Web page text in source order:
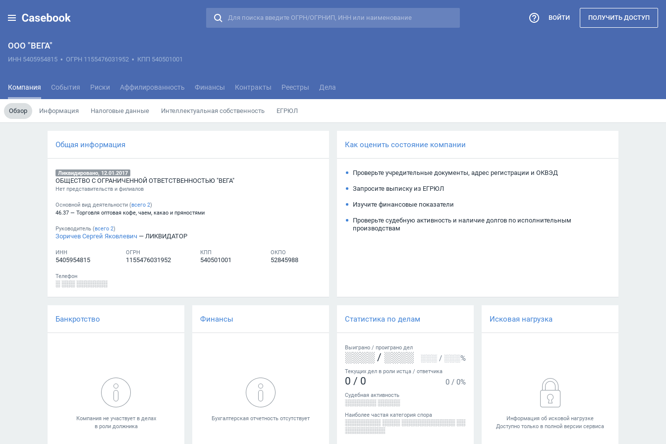
ООО "ВЕГА"
ИНН 5405954815 • ОГРН 1155476031952 • КПП 540501001
Компания События Риски Аффилированность Финансы Контракты Реестры Дела
Обзор Информация Налоговые данные Интеллектуальная собственность ЕГРЮЛ
ВОЙТИ ПОЛУЧИТЬ ДОСТУП
Общая информация
Ликвидировано, 12.01.2017
ОБЩЕСТВО С ОГРАНИЧЕННОЙ ОТВЕТСТВЕННОСТЬЮ "ВЕГА"
Нет представительств и филиалов
Основной вид деятельности (всего 2)
46.37 — Торговля оптовая кофе, чаем, какао и пряностями
Руководитель (всего 2)
Зоричев Сергей Яковлевич — ЛИКВИДАТОР
ИНН
5405954815
ОГРН
1155476031952
КПП
540501001
ОКПО
52845988
Телефон
░ ░░░ ░░░░░░░
Как оценить состояние компании
Проверьте учредительные документы, адрес регистрации и ОКВЭД
Запросите выписку из ЕГРЮЛ
Изучите финансовые показатели
Проверьте судебную активность и наличие долгов по исполнительным
производствам
Банкротство Финансы Статистика по делам
Выиграно / проиграно дел
░░░░ / ░░░░ ░░░ / ░░░%
Текущих дел в роли истца / ответчика
0 / 0 0 / 0%
Судебная активность
░░░░░░░ ░░░░░
Наиболее частая категория спора
░░░░░░░░ ░░░░ ░░░░░░░░░░░░ ░░
░░░░░░░░░
Исковая нагрузка